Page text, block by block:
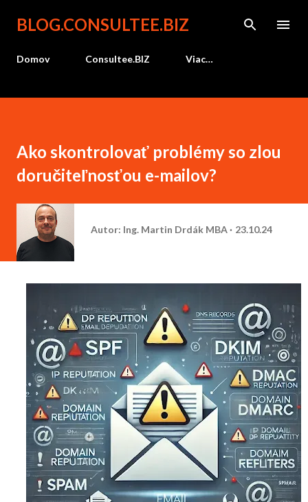
Preskočiť na hlavný obsah
BLOG.CONSULTEE.BIZ
Domov Consultee.BIZ Viac…
Ako skontrolovať problémy so zlou
doručiteľnosťou e-mailov?
Autor: Ing. Martin Drdák MBA 23.10.24